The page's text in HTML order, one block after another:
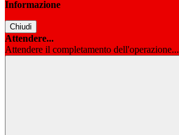
Informazione
Chiudi
Attendere...
Attendere il completamento dell'operazione...